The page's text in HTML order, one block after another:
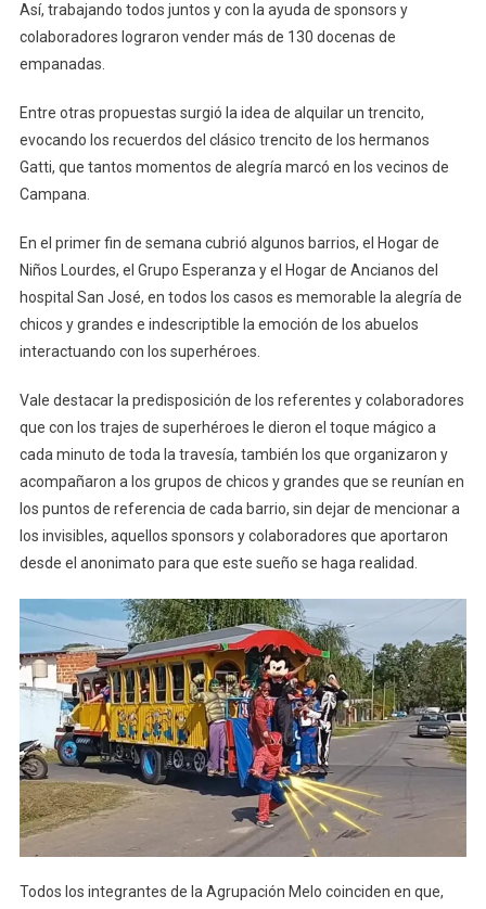
Así, trabajando todos juntos y con la ayuda de sponsors y
colaboradores lograron vender más de 130 docenas de
empanadas.
Entre otras propuestas surgió la idea de alquilar un trencito,
evocando los recuerdos del clásico trencito de los hermanos
Gatti, que tantos momentos de alegría marcó en los vecinos de
Campana.
En el primer fin de semana cubrió algunos barrios, el Hogar de
Niños Lourdes, el Grupo Esperanza y el Hogar de Ancianos del
hospital San José, en todos los casos es memorable la alegría de
chicos y grandes e indescriptible la emoción de los abuelos
interactuando con los superhéroes.
Vale destacar la predisposición de los referentes y colaboradores
que con los trajes de superhéroes le dieron el toque mágico a
cada minuto de toda la travesía, también los que organizaron y
acompañaron a los grupos de chicos y grandes que se reunían en
los puntos de referencia de cada barrio, sin dejar de mencionar a
los invisibles, aquellos sponsors y colaboradores que aportaron
desde el anonimato para que este sueño se haga realidad.
Todos los integrantes de la Agrupación Melo coinciden en que,